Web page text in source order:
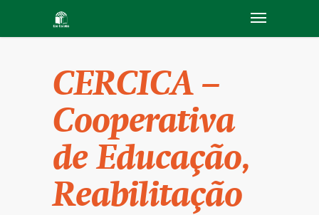
CERCICA –
Cooperativa
de Educação,
Reabilitação